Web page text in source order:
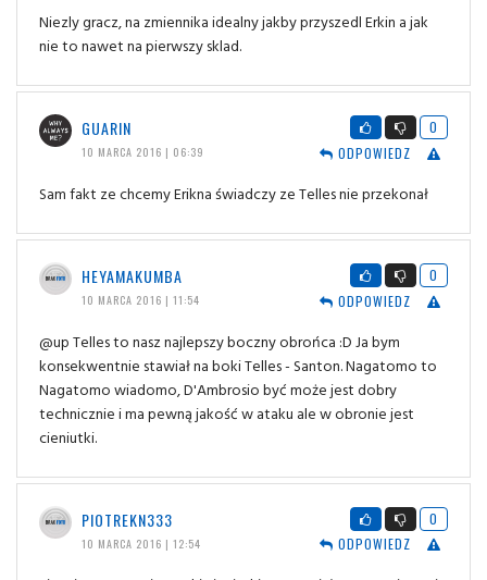
Niezly gracz, na zmiennika idealny jakby przyszedl Erkin a jak
nie to nawet na pierwszy sklad.
GUARIN
10 MARCA 2016 | 06:39
0
ODPOWIEDZ
Sam fakt ze chcemy Erikna świadczy ze Telles nie przekonał
HEYAMAKUMBA
10 MARCA 2016 | 11:54
0
ODPOWIEDZ
@up Telles to nasz najlepszy boczny obrońca :D Ja bym
konsekwentnie stawiał na boki Telles - Santon. Nagatomo to
Nagatomo wiadomo, D'Ambrosio być może jest dobry
technicznie i ma pewną jakość w ataku ale w obronie jest
cieniutki.
PIOTREKN333
10 MARCA 2016 | 12:54
0
ODPOWIEDZ